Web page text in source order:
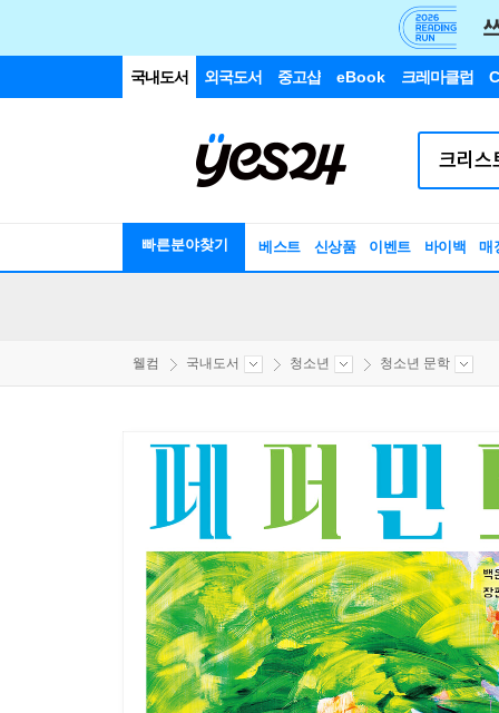
국내도서 외국도서 중고샵 eBook 크레마클럽
빠른분야찾기 베스트 신상품 이벤트 바이백 매
웰컴 국내도서 청소년 청소년 문학